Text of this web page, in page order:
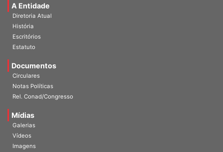
A Entidade
Diretoria Atual
História
Escritórios
Estatuto
Documentos
Circulares
Notas Políticas
Rel. Conad/Congresso
Mídias
Galerias
Vídeos
Imagens